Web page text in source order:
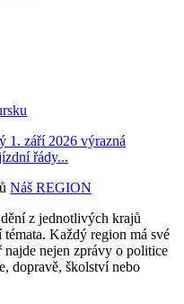
1. září 2026 výrazná
řády...
Náš REGION
z jednotlivých krajů
Každý region má své
najde nejen zprávy o politice
dopravě, školství nebo